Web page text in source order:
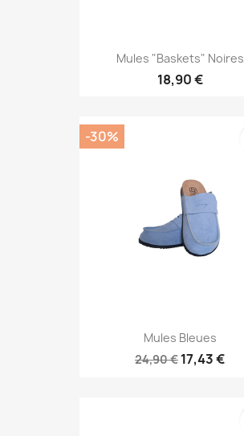
Mules "baskets" Noires
18,90 €
Mules Bleues
24,90 € 17,43 €
-30%